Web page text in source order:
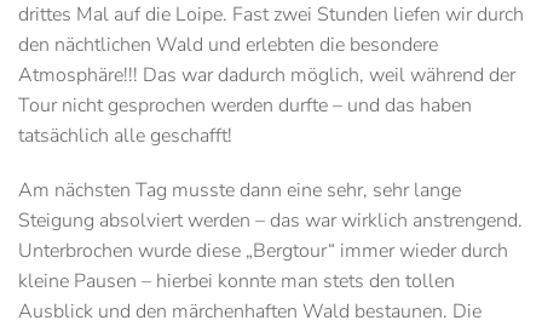
drittes Mal auf die Loipe. Fast zwei Stunden liefen wir durch
den nächtlichen Wald und erlebten die besondere
Atmosphäre!!! Das war dadurch möglich, weil während der
Tour nicht gesprochen werden durfte – und das haben
tatsächlich alle geschafft!
Am nächsten Tag musste dann eine sehr, sehr lange
Steigung absolviert werden – das war wirklich anstrengend.
Unterbrochen wurde diese „Bergtour“ immer wieder durch
kleine Pausen – hierbei konnte man stets den tollen
Ausblick und den märchenhaften Wald bestaunen. Die